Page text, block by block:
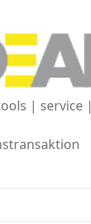
| service |